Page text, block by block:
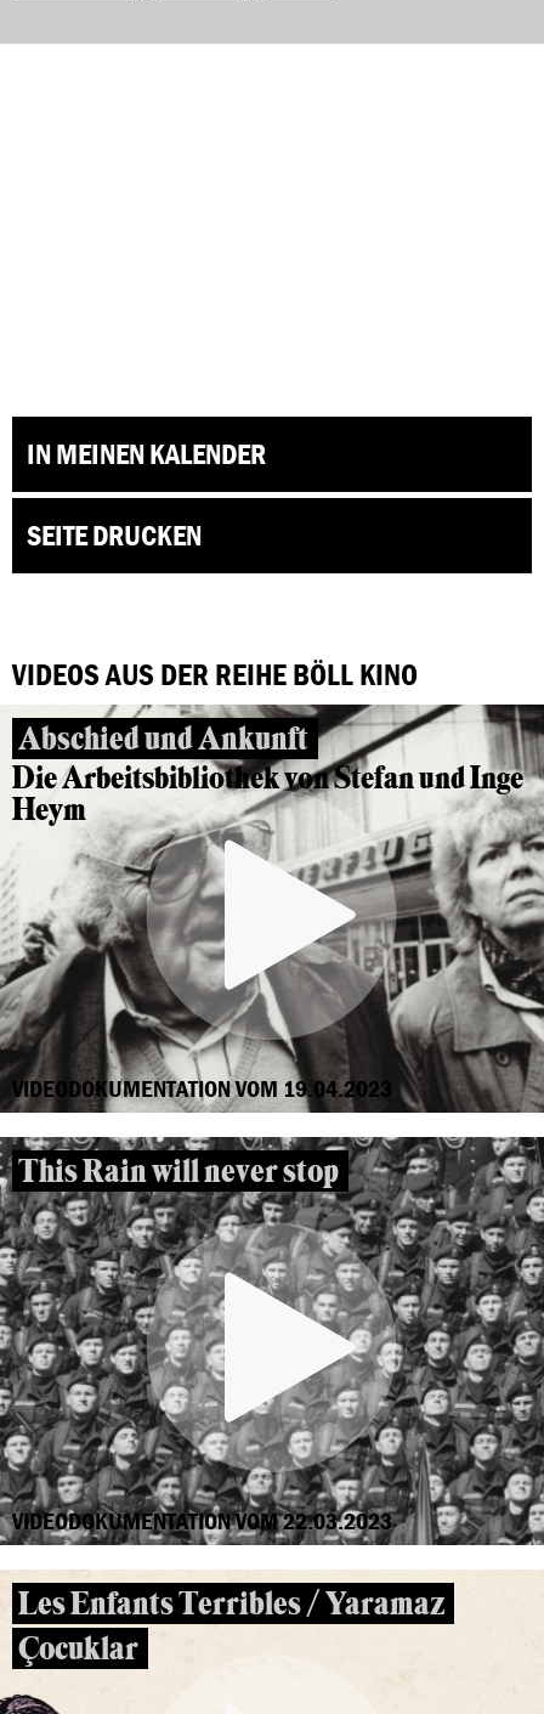
IN MEINEN KALENDER
SEITE DRUCKEN
VIDEOS AUS DER REIHE BÖLL KINO
Abschied und Ankunft
Die Arbeitsbibliothek von Stefan und Inge
Heym
VIDEODOKUMENTATION VOM 19.04.2023
This Rain will never stop
VIDEODOKUMENTATION VOM 22.03.2023
Les Enfants Terribles / Yaramaz
Çocuklar